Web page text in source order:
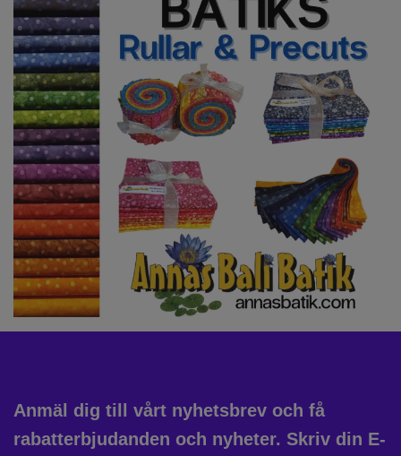
Anmäl dig till vårt nyhetsbrev och få
rabatterbjudanden och nyheter. Skriv din E-